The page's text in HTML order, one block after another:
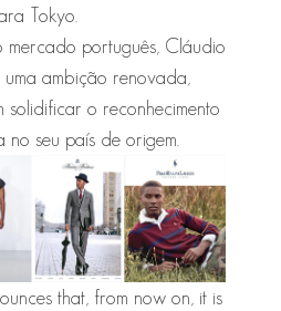
Tokyo.
português, Cláudio
uma ambição renovada,
o reconhecimento
no seu país de origem.
that, from now on, it is